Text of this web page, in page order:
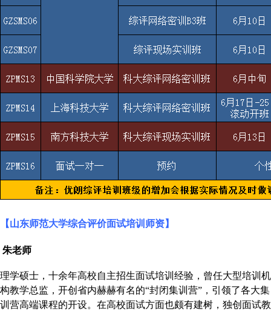
【山东师范大学综合评价面试培训师资】
朱老师
理学硕士，十余年高校自主招生面试培训经验，曾任大型培训机
构教学总监，开创省内赫赫有名的“封闭集训营”，引领了各大集
训营高端课程的开设。在高校面试方面也颇有建树，独创面试教